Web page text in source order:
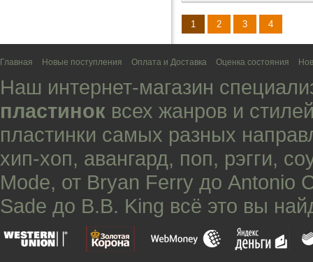
1 2 3 4
Главная Новые поступления Оплата и Доставка Оценка состояния
Наш интернет-магазин
пластинок всех жанров и
пластинки самых разных
хип-хоп, авангард, поп, рэгги,
Mode, от Bryan Ferry до Antonio
Sade до B.B. King всё это вы